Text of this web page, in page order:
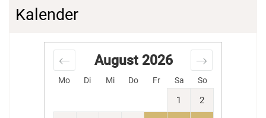
Kalender
Mo Di Mi Do Fr Sa So
August 2026
1 2